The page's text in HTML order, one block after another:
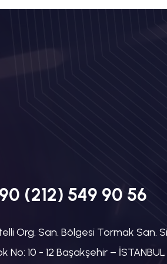
(212) 549 90 56
Org. San. Bölgesi Tormak San.
No: 10 - 12 Başakşehir –